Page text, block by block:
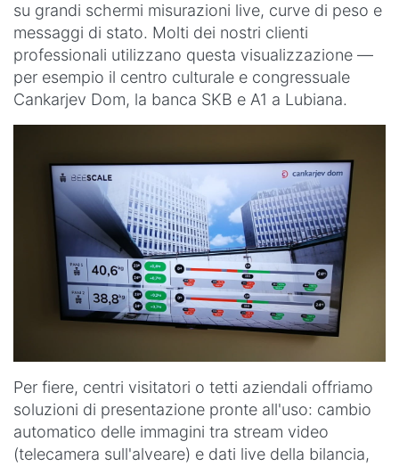
su grandi schermi misurazioni live, curve di peso e
messaggi di stato. Molti dei nostri clienti
professionali utilizzano questa visualizzazione —
per esempio il centro culturale e congressuale
Cankarjev Dom, la banca SKB e A1 a Lubiana.
Per fiere, centri visitatori o tetti aziendali offriamo
soluzioni di presentazione pronte all'uso: cambio
automatico delle immagini tra stream video
(telecamera sull'alveare) e dati live della bilancia,